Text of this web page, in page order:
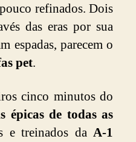
refinados. Dois
das eras por sua
espadas, parecem o
pet.
cinco minutos do
épicas de todas as
e treinados daA-1